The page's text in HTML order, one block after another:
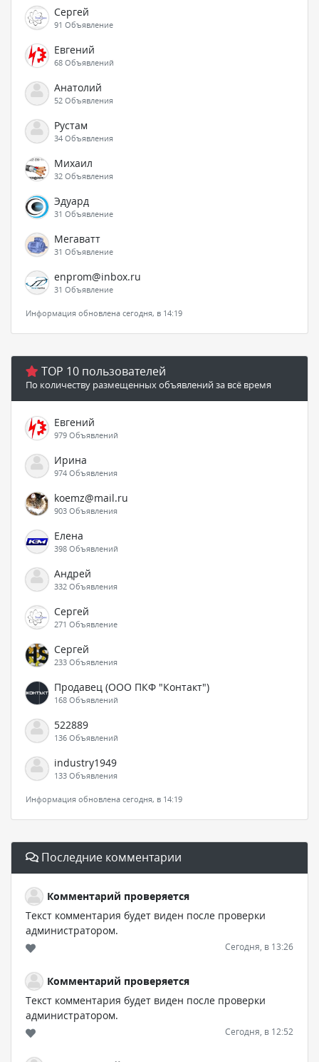
Сергей
91 Объявление
Евгений
68 Объявлений
Анатолий
52 Объявления
Рустам
34 Объявления
Михаил
32 Объявления
Эдуард
31 Объявление
Мегаватт
31 Объявление
enprom@inbox.ru
31 Объявление
Информация обновлена сегодня, в 14:19
TOP 10 пользователей
По количеству размещенных объявлений за всё время
Евгений
979 Объявлений
Ирина
974 Объявления
koemz@mail.ru
903 Объявления
Елена
398 Объявлений
Андрей
332 Объявления
Сергей
271 Объявление
Сергей
233 Объявления
Продавец (ООО ПКФ "Контакт")
168 Объявлений
522889
136 Объявлений
industry1949
133 Объявления
Информация обновлена сегодня, в 14:19
Последние комментарии
Комментарий проверяется
Текст комментария будет виден после проверки
администратором.
Сегодня, в 13:26
Комментарий проверяется
Текст комментария будет виден после проверки
администратором.
Сегодня, в 12:52